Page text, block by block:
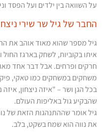
על השוואה בין ילדים ועל הפסד
החבר של גיל שר שירי
גיל מספר שהוא מאוד אוהב את
איתו בקוביות, לשחק בארגז החול
חרקים ופרחים. אבל דבר אחד
משחקים במשחקים כמו טאקי,
בכל הגן ושר – "איזה ניצחון,
שהבקיע גול באליפות העולם.
גיל אומר שההתנהגות הזאת של
את נווה הוא שמח בשקט, בלב.